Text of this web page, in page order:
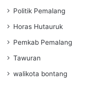
Politik Pemalang
Horas Hutauruk
Pemkab Pemalang
Tawuran
walikota bontang